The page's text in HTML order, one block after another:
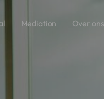
Mediation Over ons